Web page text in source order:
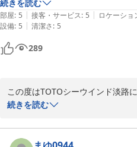
ＴＯＴＯシーウィンド淡路 ＜淡
続きを読む
部屋: 5 | 接客・サービス: 5 | ロケーショ
設備: 5 | 清潔さ: 5
289
この度はTOTOシーウインド淡路
ございました。
当館は山と海に囲まれ自然を肌で
ンにございます。ロビーからの海
続きを読む